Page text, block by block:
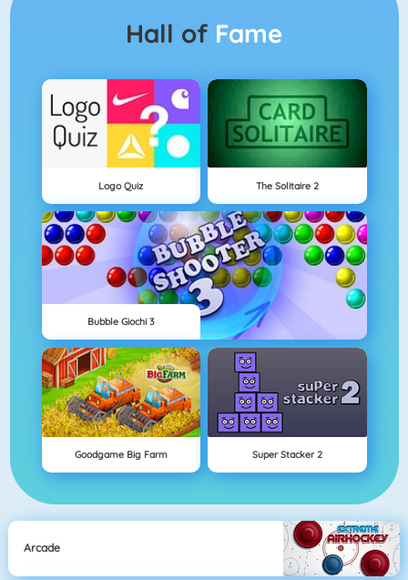
Hall of Fame
Logo Quiz The Solitaire 2
Bubble Giochi 3
Goodgame Big Farm Super Stacker 2
Arcade